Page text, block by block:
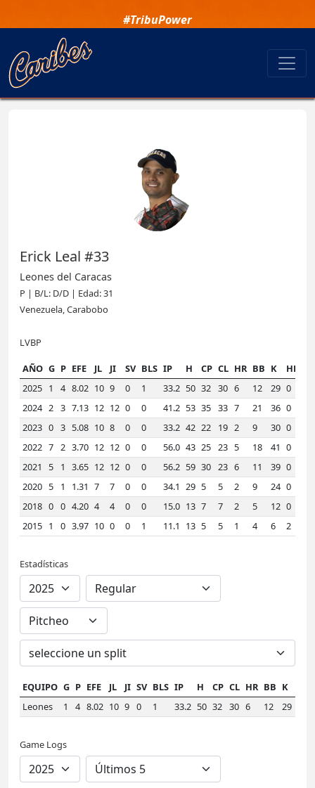
#TribuPower
Erick Leal #33
Leones del Caracas
P | B/L: D/D | Edad: 31
Venezuela, Carabobo
LVBP
AÑO G P EFE JL JI SV BLS IP H CP CL HR BB K HLD
2025 1 4 8.02 10 9 0 1 33.2 50 32 30 6 12 29 0
2024 2 3 7.13 12 12 0 0 41.2 53 35 33 7 21 36 0
2023 0 3 5.08 10 8 0 0 33.2 42 22 19 2 9 30 0
2022 7 2 3.70 12 12 0 0 56.0 43 25 23 5 18 41 0
2021
5 1 3.65 12 12 0 0 56.2 59 30 23 6 11 39 0
2020 5 1 1.31 7 7 0 0 34.1 29 5 5 2 9 24 0
2018 0 0 4.20 4 4 0 0 15.0 13 7 7 2 5 12 0
2015 1 0 3.97 10 0 0 1 11.1 13 5 5 1 4 6 2
Estadísticas
EQUIPO G P EFE JL JI SV BLS IP H CP CL HR BB K
Leones
1 4 8.02 10 9 0 1 33.2 50 32 30 6 12 29
Game Logs